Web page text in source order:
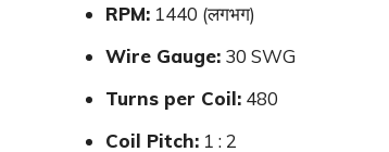
RPM: 1440 (लगभग)
Wire Gauge: 30 SWG
Turns per Coil: 480
Coil Pitch: 1 : 2